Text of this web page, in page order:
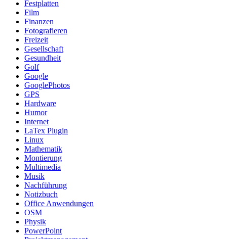
Festplatten
Film
Finanzen
Fotografieren
Freizeit
Gesellschaft
Gesundheit
Golf
Google
GooglePhotos
GPS
Hardware
Humor
Internet
LaTex Plugin
Linux
Mathematik
Montierung
Multimedia
Musik
Nachführung
Notizbuch
Office Anwendungen
OSM
Physik
PowerPoint